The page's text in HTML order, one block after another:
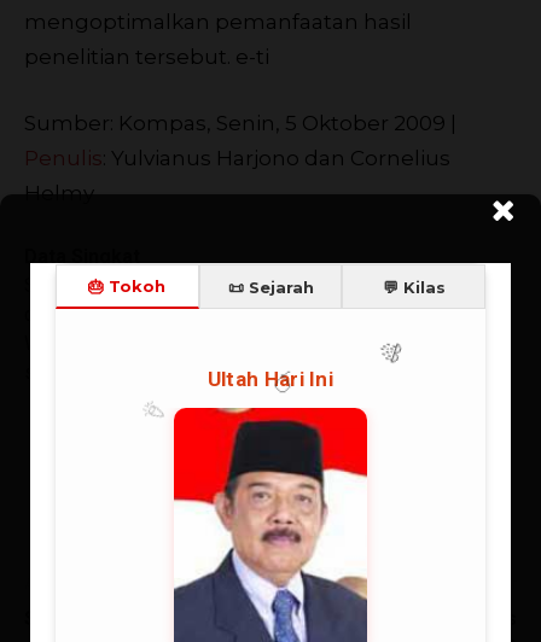
mengoptimalkan pemanfaatan hasil
penelitian tersebut. e-ti
Sumber: Kompas, Senin, 5 Oktober 2009 |
Penulis: Yulvianus Harjono dan Cornelius
Helmy
Sri Widiyantoro, Guru Besar Pertama di ITB dan Indonesia
dalam bidang Seismologi / Membedah Lempeng Bumi |
Wiki-tokoh | Dosen, teknik, peneliti, geofisika, gempat,